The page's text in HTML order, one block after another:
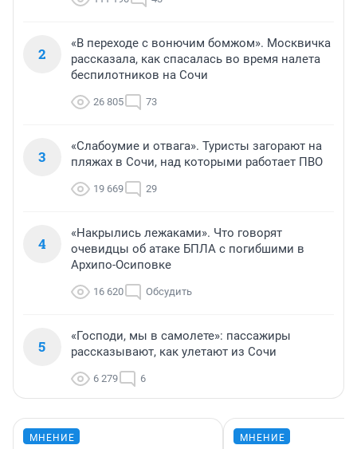
2
«В переходе с вонючим бомжом». Москвичка
рассказала, как спасалась во время налета
беспилотников на Сочи
26 805 73
3
«Слабоумие и отвага». Туристы загорают на
пляжах в Сочи, над которыми работает ПВО
19 669 29
4
«Накрылись лежаками». Что говорят
очевидцы об атаке БПЛА с погибшими в
Архипо-Осиповке
16 620 Обсудить
5
«Господи, мы в самолете»: пассажиры
рассказывают, как улетают из Сочи
6 279 6
МНЕНИЕ МНЕНИЕ